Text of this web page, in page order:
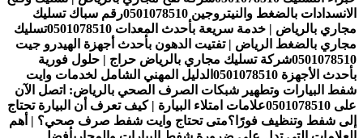
الانسدادات بالضغط والنيتروجين 0501078510
رقم سباك تسليك
مجاري بالرياض | خدمة سريعة بأحدث المعدات 0501078510
تسليك
مجاري بالضغط الرياض | تفتيت الدهون بأحدث أجهزة الهيدرو جيت
0501078510شركة تسليك مجاري بالرياض حراج | حلول فورية
بأحدث الأجهزة 0501078510
الدليل المهني الشامل لخدمات وايت
شفط البيارات وتطهير شبكات الصرف الصحي بالرياض: اتصل الآن
على 0501078510
علامات امتلاء البيارة | كيف تعرف أن البيارة تحتاج
إلى شفط وتنظيف فورًا؟متى تحتاج وايت شفط صرف صحي؟ | أهم